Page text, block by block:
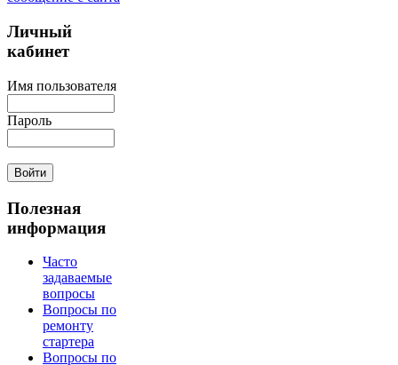
Личный
кабинет
Имя пользователя
Пароль
Полезная
информация
Часто
задаваемые
вопросы
Вопросы по
ремонту
стартера
Вопросы по